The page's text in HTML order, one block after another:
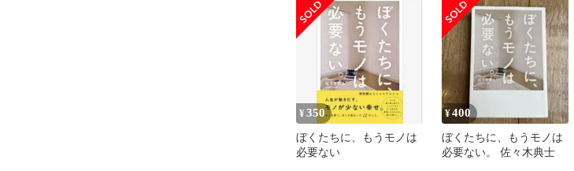
¥350
ぼくたちに、もうモノは
必要ない
¥400
ぼくたちに、もうモノは
必要ない。 佐々木典士